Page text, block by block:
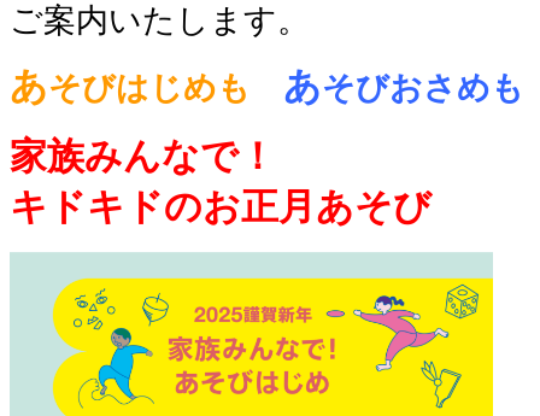
ご案内いたします。
あそびはじめも あそびおさめも
家族みんなで！
キドキドのお正月あそび